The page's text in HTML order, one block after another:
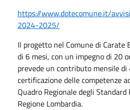
https://www.dotecomune.it/
2024-2025/
Il progetto nel Comune di Carate
di 6 mesi, con un impegno di 20
prevede un contributo mensile di
certificazione delle competenze
Quadro Regionale degli Standard
Regione Lombardia.